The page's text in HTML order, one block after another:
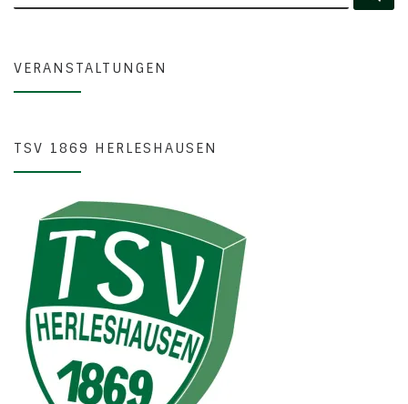
VERANSTALTUNGEN
TSV 1869 HERLESHAUSEN